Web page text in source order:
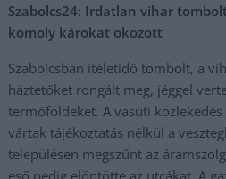
Szabolcs24: Irdatlan vihar
komoly károkat okozott
Szabolcsban ítéletidő tombolt, a
háztetőket rongált meg, jéggel
termőföldeket. A vasúti
vártak tájékoztatás nélkül a
településen megszűnt az
eső pedig elöntötte az utcákat. A